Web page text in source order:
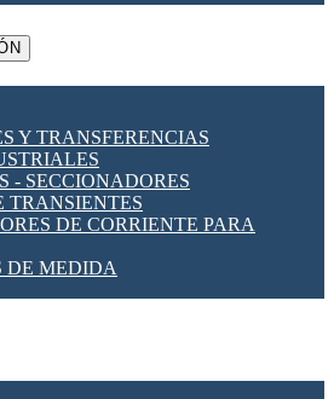
Y TRANSFERENCIAS
- SECCIONADORES
TRANSIENTES
DE CORRIENTE PARA
DE MEDIDA